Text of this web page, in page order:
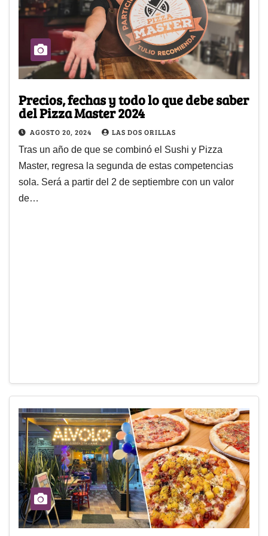
Precios, fechas y todo lo que debe saber
del Pizza Master 2024
AGOSTO 20, 2024 LAS DOS ORILLAS
Tras un año de que se combinó el Sushi y Pizza
Master, regresa la segunda de estas competencias
sola. Será a partir del 2 de septiembre con un valor
de…